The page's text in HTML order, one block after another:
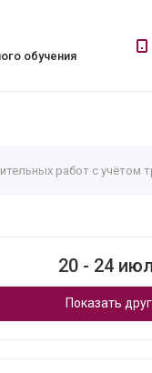
обучения
работ с учётом
20 - 24
Показать